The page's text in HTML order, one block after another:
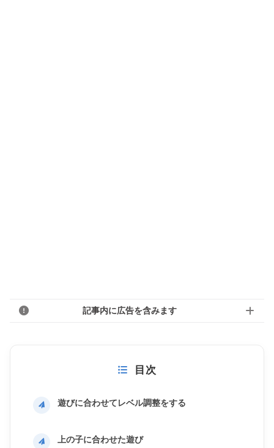
記事内に広告を含みます
目次
遊びに合わせてレベル調整をする
上の子に合わせた遊び